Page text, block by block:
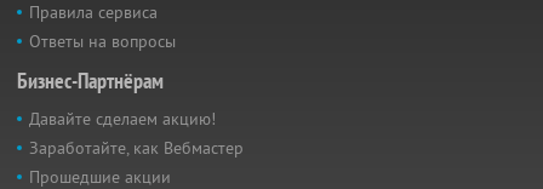
Правила сервиса
Ответы на вопросы
Бизнес-Партнёрам
Давайте сделаем акцию!
Заработайте, как Вебмастер
Прошедшие акции